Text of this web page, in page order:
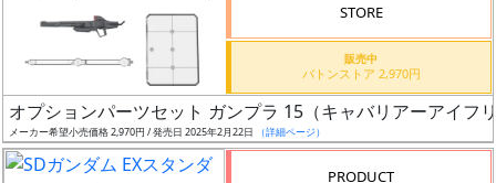
ル
STORE
販売中
バトンストア 2,970円
オプションパーツセット ガンプラ 15（キャバリアーアイフ
メーカー希望小売価格 2,970円 / 発売日 2025年2月22日 （詳細ページ）
PRODUCT